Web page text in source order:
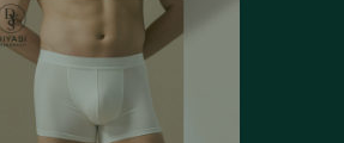
biancheria intima